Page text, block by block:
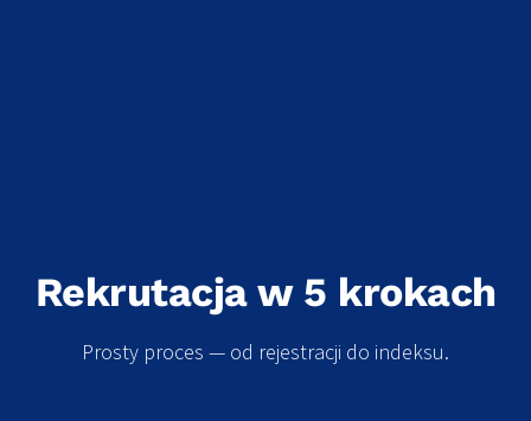
Rekrutacja w 5 krokach
Prosty proces — od rejestracji do indeksu.